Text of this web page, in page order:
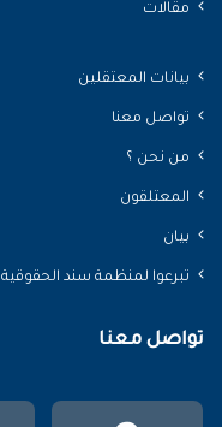
مقالات
بيانات المعتقلين
تواصل معنا
من نحن ؟
المعتلقون
بيان
تبرعوا لمنظمة سند الحقوقية
تواصل معنا